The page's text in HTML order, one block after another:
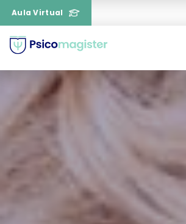
Aula Virtual
¿Necesitas más
sobre un curso?